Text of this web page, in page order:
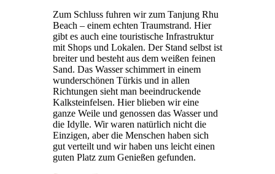
Zum Schluss fuhren wir zum Tanjung Rhu
Beach – einem echten Traumstrand. Hier
gibt es auch eine touristische Infrastruktur
mit Shops und Lokalen. Der Stand selbst ist
breiter und besteht aus dem weißen feinen
Sand. Das Wasser schimmert in einem
wunderschönen Türkis und in allen
Richtungen sieht man beeindruckende
Kalksteinfelsen. Hier blieben wir eine
ganze Weile und genossen das Wasser und
die Idylle. Wir waren natürlich nicht die
Einzigen, aber die Menschen haben sich
gut verteilt und wir haben uns leicht einen
guten Platz zum Genießen gefunden.